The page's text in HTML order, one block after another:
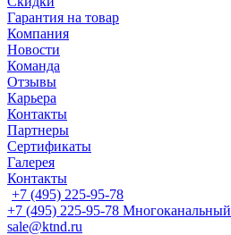
Гарантия на товар
Компания
Новости
Команда
Отзывы
Карьера
Контакты
Партнеры
Сертификаты
Галерея
Контакты
+7 (495) 225-95-78
+7 (495) 225-95-78 Многоканальный
sale@ktnd.ru